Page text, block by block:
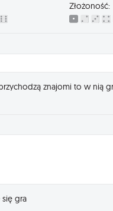
Złożoność:
znajomi to w nią
gra